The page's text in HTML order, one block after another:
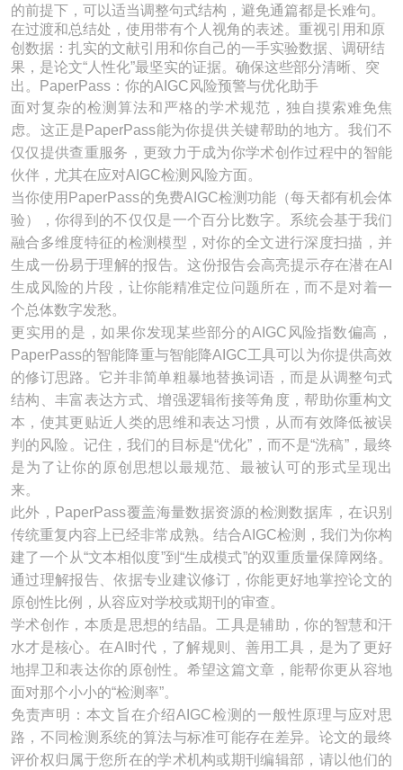
的前提下，可以适当调整句式结构，避免通篇都是长难句。
在过渡和总结处，使用带有个人视角的表述。重视引用和原
创数据：扎实的文献引用和你自己的一手实验数据、调研结
果，是论文“人性化”最坚实的证据。确保这些部分清晰、突
出。PaperPass：你的AIGC风险预警与优化助手
面对复杂的检测算法和严格的学术规范，独自摸索难免焦
虑。这正是PaperPass能为你提供关键帮助的地方。我们不
仅仅提供查重服务，更致力于成为你学术创作过程中的智能
伙伴，尤其在应对AIGC检测风险方面。
当你使用PaperPass的免费AIGC检测功能（每天都有机会体
验），你得到的不仅仅是一个百分比数字。系统会基于我们
融合多维度特征的检测模型，对你的全文进行深度扫描，并
生成一份易于理解的报告。这份报告会高亮提示存在潜在AI
生成风险的片段，让你能精准定位问题所在，而不是对着一
个总体数字发愁。
更实用的是，如果你发现某些部分的AIGC风险指数偏高，
PaperPass的智能降重与智能降AIGC工具可以为你提供高效
的修订思路。它并非简单粗暴地替换词语，而是从调整句式
结构、丰富表达方式、增强逻辑衔接等角度，帮助你重构文
本，使其更贴近人类的思维和表达习惯，从而有效降低被误
判的风险。记住，我们的目标是“优化”，而不是“洗稿”，最终
是为了让你的原创思想以最规范、最被认可的形式呈现出
来。
此外，PaperPass覆盖海量数据资源的检测数据库，在识别
传统重复内容上已经非常成熟。结合AIGC检测，我们为你构
建了一个从“文本相似度”到“生成模式”的双重质量保障网络。
通过理解报告、依据专业建议修订，你能更好地掌控论文的
原创性比例，从容应对学校或期刊的审查。
学术创作，本质是思想的结晶。工具是辅助，你的智慧和汗
水才是核心。在AI时代，了解规则、善用工具，是为了更好
地捍卫和表达你的原创性。希望这篇文章，能帮你更从容地
面对那个小小的“检测率”。
免责声明：本文旨在介绍AIGC检测的一般性原理与应对思
路，不同检测系统的算法与标准可能存在差异。论文的最终
评价权归属于您所在的学术机构或期刊编辑部，请以他们的